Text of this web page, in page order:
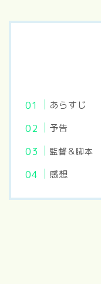
あらすじ
予告
監督＆脚本
感想